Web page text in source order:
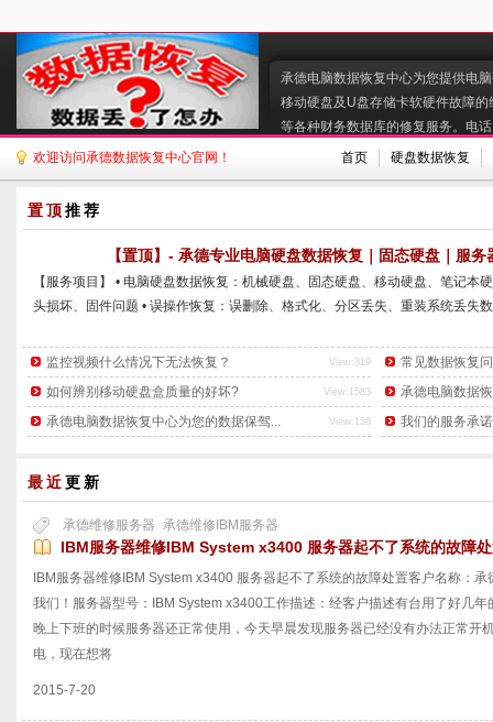
承德电脑数据恢复中心为您提供电
移动硬盘及U盘存储卡软硬件故障
等各种财务数据库的修复服务。电
欢迎访问承德数据恢复中心官网！
首页 硬盘数据恢复
置顶推荐
【置顶】- 承德专业电脑硬盘数据恢复｜固态硬盘｜服
【服务项目】 • 电脑硬盘数据恢复：机械硬盘、固态硬盘、移动硬盘、笔记本
头损坏、固件问题 • 误操作恢复：误删除、格式化、分区丢失、重装系统丢失
View:319
监控视频什么情况下无法恢复？ 常见数据恢复
View:1583
如何辨别移动硬盘盒质量的好坏? 承德电脑数据
View:156
承德电脑数据恢复中心为您的数据保驾... 我们的服务承
最近更新
承德维修服务器 承德维修IBM服务器
IBM服务器维修IBM System x3400 服务器起不了系统的故障
IBM服务器维修IBM System x3400 服务器起不了系统的故障处置客户名称：
我们！服务器型号：IBM System x3400工作描述：经客户描述有台用了好几
晚上下班的时候服务器还正常使用，今天早晨发现服务器已经没有办法正常开
电，现在想将
2015-7-20